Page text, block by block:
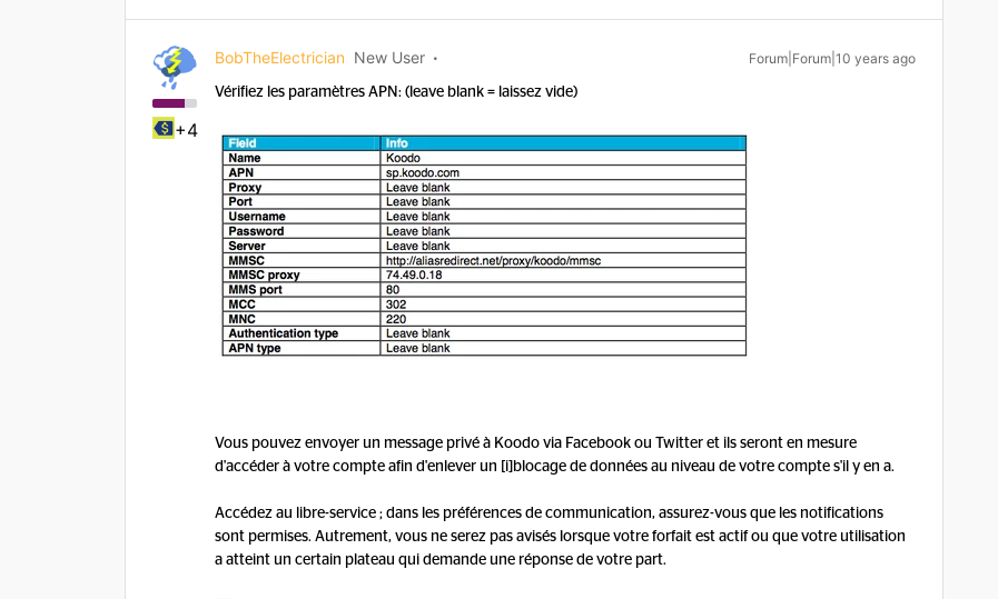
+4
BobTheElectrician New User Forum|Forum|10 years ago
Vérifiez les paramètres APN: (leave blank = laissez vide)
Vous pouvez envoyer un message privé à Koodo via Facebook ou Twitter et ils seront en mesure
d'accéder à votre compte afin d'enlever un [i]blocage de données au niveau de votre compte s'il y en a.
Accédez au libre-service ; dans les préférences de communication, assurez-vous que les notifications
sont permises. Autrement, vous ne serez pas avisés lorsque votre forfait est actif ou que votre utilisation
a atteint un certain plateau qui demande une réponse de votre part.